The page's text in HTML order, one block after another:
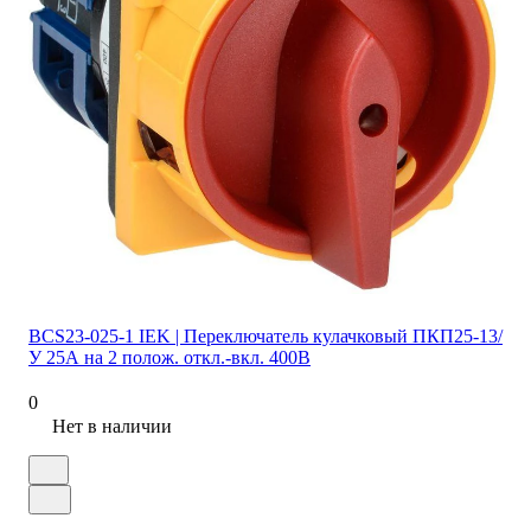
BCS23-025-1 IEK | Переключатель кулачковый ПКП25-13/
У 25А на 2 полож. откл.-вкл. 400В
0
Нет в наличии